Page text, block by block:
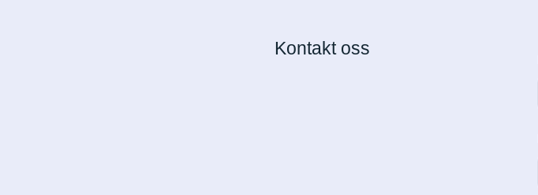
Kontakt oss